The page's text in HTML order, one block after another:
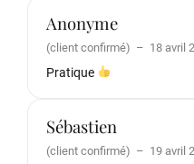
Anonyme
(client confirmé) – 18 avril
Pratique
Sébastien
(client confirmé) – 19 avril